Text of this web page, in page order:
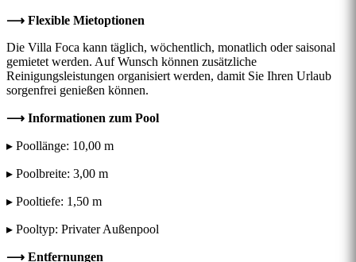
⟶ Flexible Mietoptionen
Die Villa Foca kann täglich, wöchentlich, monatlich oder saisonal
gemietet werden. Auf Wunsch können zusätzliche
Reinigungsleistungen organisiert werden, damit Sie Ihren Urlaub
sorgenfrei genießen können.
⟶ Informationen zum Pool
▸ Poollänge: 10,00 m
▸ Poolbreite: 3,00 m
▸ Pooltiefe: 1,50 m
▸ Pooltyp: Privater Außenpool
⟶ Entfernungen